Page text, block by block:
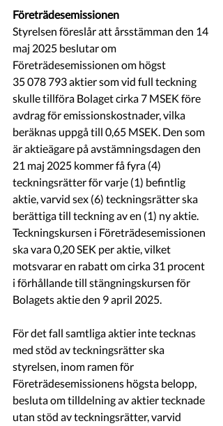
Företrädesemissionen
Styrelsen föreslår att årsstämman den 14
maj 2025 beslutar om
Företrädesemissionen om högst
35 078 793 aktier som vid full teckning
skulle tillföra Bolaget cirka 7 MSEK före
avdrag för emissionskostnader, vilka
beräknas uppgå till 0,65 MSEK. Den som
är aktieägare på avstämningsdagen den
21 maj 2025 kommer få fyra (4)
teckningsrätter för varje (1) befintlig
aktie, varvid sex (6) teckningsrätter ska
berättiga till teckning av en (1) ny aktie.
Teckningskursen i Företrädesemissionen
ska vara 0,20 SEK per aktie, vilket
motsvarar en rabatt om cirka 31 procent
i förhållande till stängningskursen för
Bolagets aktie den 9 april 2025.
För det fall samtliga aktier inte tecknas
med stöd av teckningsrätter ska
styrelsen, inom ramen för
Företrädesemissionens högsta belopp,
besluta om tilldelning av aktier tecknade
utan stöd av teckningsrätter, varvid